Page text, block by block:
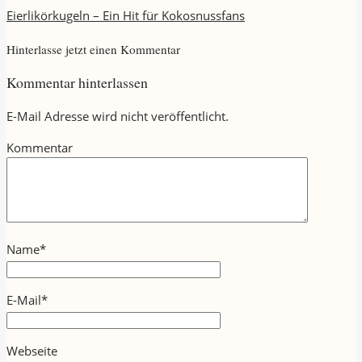
Eierlikörkugeln – Ein Hit für Kokosnussfans
Hinterlasse jetzt einen Kommentar
Kommentar hinterlassen
E-Mail Adresse wird nicht veröffentlicht.
Kommentar
Name*
E-Mail*
Webseite